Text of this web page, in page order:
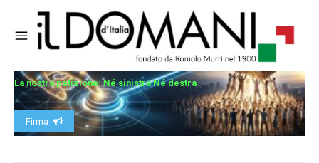
La nostra petizione: Né sinistra Né destra
Firma -